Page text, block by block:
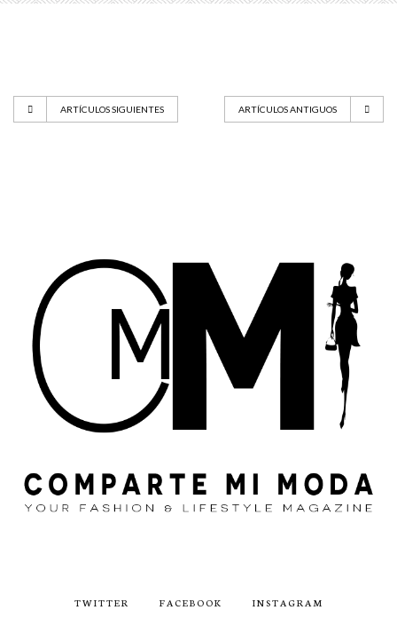
ARTÍCULOS SIGUIENTES ARTÍCULOS ANTIGUOS
TWITTER FACEBOOK INSTAGRAM